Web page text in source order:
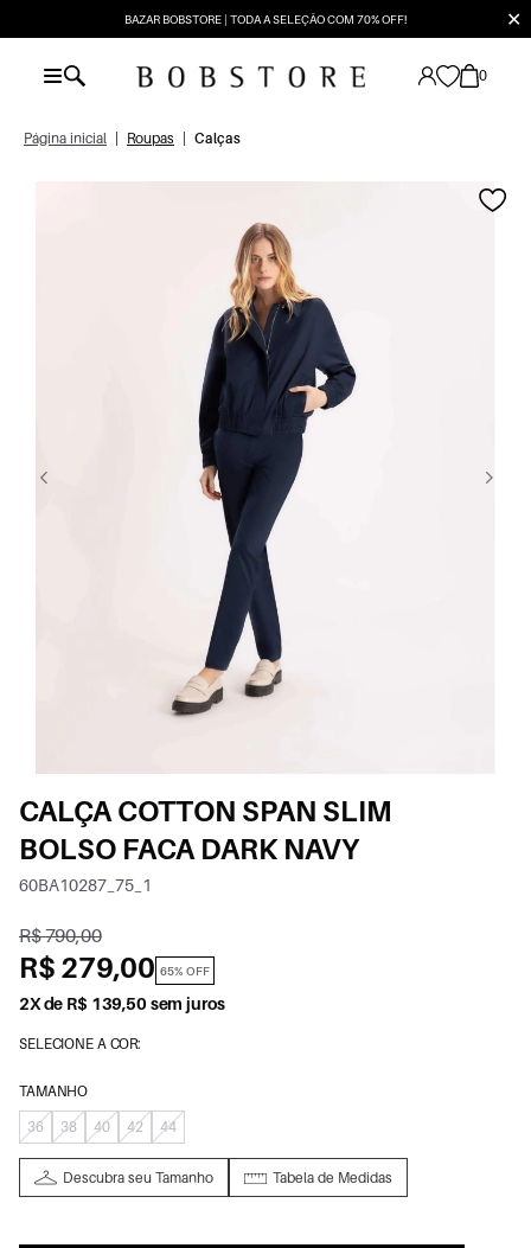
BAZAR BOBSTORE | TODA A SELEÇÃO COM 70% OFF! ✕
0
Página inicial Roupas Calças
CALÇA COTTON SPAN SLIM
BOLSO FACA DARK NAVY
60BA10287_75_1
R$ 790,00
R$ 279,00 65% OFF
2X de R$ 139,50 sem juros
SELECIONE A COR:
TAMANHO
36
38 40 42 44
Descubra seu Tamanho Tabela de Medidas